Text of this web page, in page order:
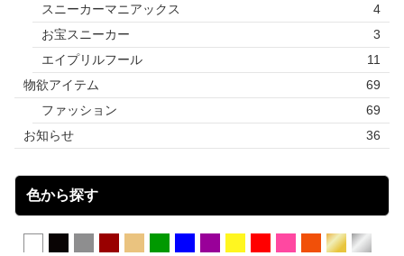
スニーカーマニアックス
4
お宝スニーカー
3
エイプリルフール
11
物欲アイテム
69
ファッション
69
お知らせ
36
色から探す